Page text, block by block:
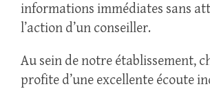
informations immédiates sans
l’action d’un conseiller.
Au sein de notre établissement,
profite d’une excellente écoute